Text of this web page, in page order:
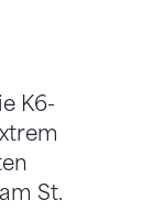
K6-
St.